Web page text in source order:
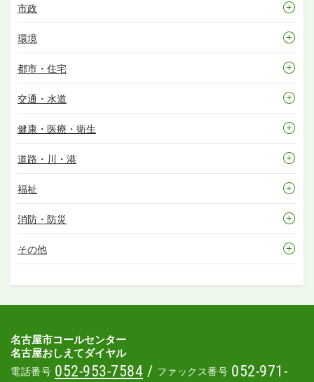
市政
環境
都市・住宅
交通・水道
健康・医療・衛生
道路・川・港
福祉
消防・防災
その他
名古屋市コールセンター
名古屋おしえてダイヤル
電話番号 052-953-7584 / ファックス番号 052-971-